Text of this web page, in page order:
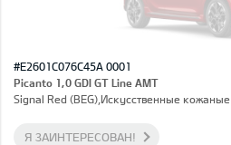
#E2601C076C45A 0001
Picanto 1,0 GDI GT Line AMT
Signal Red (BEG),Искусственные
Я ЗАИНТЕРЕСОВАН!